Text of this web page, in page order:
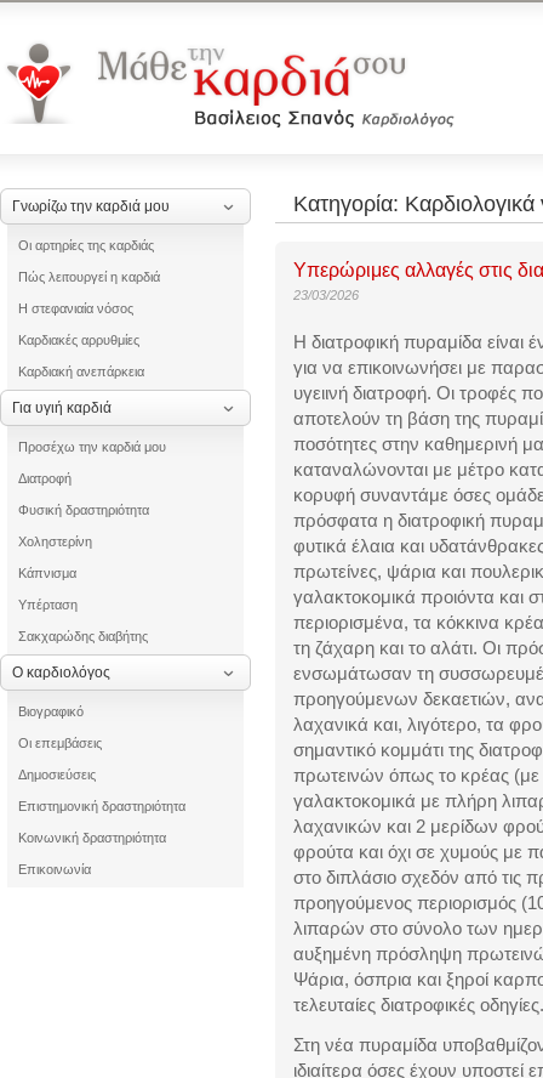
Γνωρίζω την καρδιά μου
Οι αρτηρίες της καρδιάς
Πώς λειτουργεί η καρδιά
Η στεφανιαία νόσος
Καρδιακές αρρυθμίες
Καρδιακή ανεπάρκεια
Για υγιή καρδιά
Προσέχω την καρδιά μου
Διατροφή
Φυσική δραστηριότητα
Χοληστερίνη
Κάπνισμα
Υπέρταση
Σακχαρώδης διαβήτης
Ο καρδιολόγος
Βιογραφικό
Οι επεμβάσεις
Δημοσιεύσεις
Επιστημονική δραστηριότητα
Κοινωνική δραστηριότητα
Επικοινωνία
Κατηγορία: Καρδιολογικά
Υπερώριμες αλλαγές στις
23/03/2026
Η διατροφική πυραμίδα είναι
για να επικοινωνήσει με
υγειινή διατροφή. Οι τροφές
αποτελούν τη βάση της
ποσότητες στην καθημερινή
καταναλώνονται με μέτρο
κορυφή συναντάμε όσες
πρόσφατα η διατροφική
φυτικά έλαια και
πρωτείνες, ψάρια και
γαλακτοκομικά προιόντα
περιορισμένα, τα κόκκινα
τη ζάχαρη και το αλάτι. Οι
ενσωμάτωσαν τη
προηγούμενων δεκαετιών,
λαχανικά και, λιγότερο, τα
σημαντικό κομμάτι της
πρωτεινών όπως το κρέας (με
γαλακτοκομικά με πλήρη
λαχανικών και 2 μερίδων
φρούτα και όχι σε χυμούς με
στο διπλάσιο σχεδόν από τις
προηγούμενος περιορισμός
λιπαρών στο σύνολο των
αυξημένη πρόσληψη
Ψάρια, όσπρια και ξηροί
τελευταίες διατροφικές οδηγίες.
Στη νέα πυραμίδα
ιδιαίτερα όσες έχουν